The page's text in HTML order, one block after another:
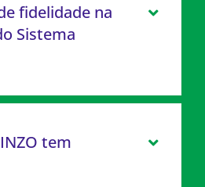
fidelidade na
Sistema
tem